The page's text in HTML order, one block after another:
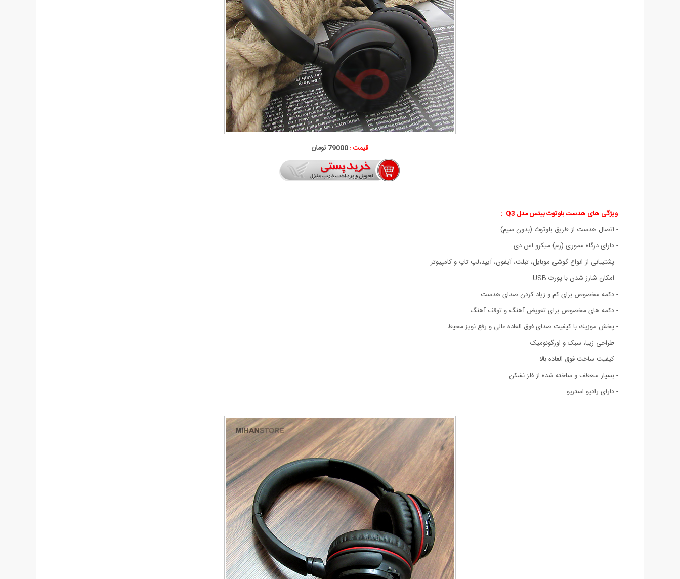
قیمت :79000 تومان
ویژگی های هدست بلوتوث بیتس مدل Q3
:
- اتصال هدست از طریق بلوتوث (بدون سیم)
- دارای درگاه مموری (رم) میکرو اس دی
- پشتیبانی از انواع گوشی موبایل،‌ تبلت،‌ آیفون،‌ آیپد،‌لپ تاپ و کامپیوتر
- امکان شارژ شدن با پورت USB
- دکمه مخصوص برای کم و زیاد کردن صدای هدست
- دکمه های مخصوص برای تعویض آهنگ و توقف آهنگ
- پخش موزیك با کیفیت صدای فوق العاده عالی و رفع نویز محیط
- طراحی زیبا، سبک و اورگونومیک
- کیفیت ساخت فوق العاده بالا
- بسیار منعطف و ساخته شده از فلز نشکن
- دارای رادیو استریو